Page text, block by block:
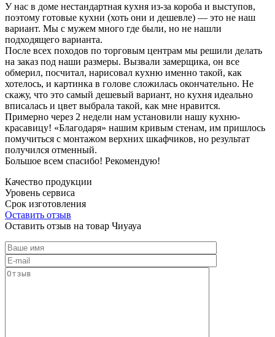
У нас в доме нестандартная кухня из-за короба и выступов,
поэтому готовые кухни (хоть они и дешевле) — это не наш
вариант. Мы с мужем много где были, но не нашли
подходящего варианта.
После всех походов по торговым центрам мы решили делать
на заказ под наши размеры. Вызвали замерщика, он все
обмерил, посчитал, нарисовал кухню именно такой, как
хотелось, и картинка в голове сложилась окончательно. Не
скажу, что это самый дешевый вариант, но кухня идеально
вписалась и цвет выбрала такой, как мне нравится.
Примерно через 2 недели нам установили нашу кухню-
красавицу! «Благодаря» нашим кривым стенам, им пришлось
помучиться с монтажом верхних шкафчиков, но результат
получился отменный.
Большое всем спасибо! Рекомендую!
Качество продукции
Уровень сервиса
Срок изготовления
Оставить отзыв
Оставить отзыв на товар Чиуауа